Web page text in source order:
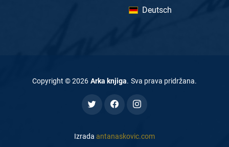
Deutsch
Copyright ©2026 Arka knjiga. Sva prava pridržana.
Izrada antanaskovic.com